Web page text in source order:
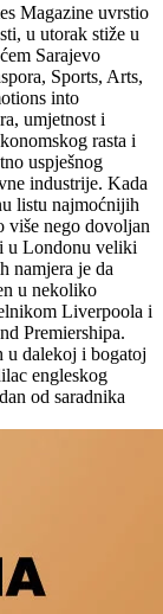
Magazine uvrstio
u utorak stiže u
Sarajevo
Sports, Arts,
into
umjetnost i
rasta i
uspješnog
industrije. Kada
listu najmoćnijih
više nego dovoljan
u Londonu veliki
namjera je da
u nekoliko
Liverpoola i
Premiershipa.
u dalekoj i bogatoj
engleskog
od saradnika